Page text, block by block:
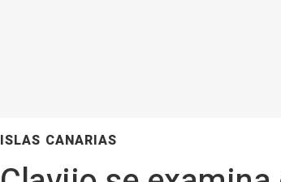
ISLAS CANARIAS